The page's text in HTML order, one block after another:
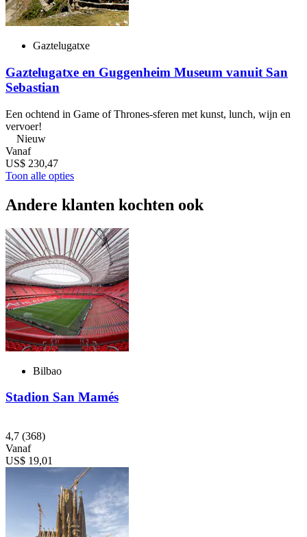
Gaztelugatxe
Gaztelugatxe en Guggenheim Museum vanuit San
Sebastian
Een ochtend in Game of Thrones-sferen met kunst, lunch, wijn en
vervoer!
Nieuw
Vanaf
US$ 230,47
Toon alle opties
Andere klanten kochten ook
Bilbao
Stadion San Mamés
4,7 (368)
Vanaf
US$ 19,01